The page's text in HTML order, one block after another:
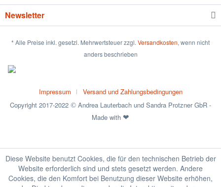
Newsletter
* Alle Preise inkl. gesetzl. Mehrwertsteuer zzgl. Versandkosten, wenn nicht
anders beschrieben
Impressum
Versand und Zahlungsbedingungen
Copyright 2017-2022 © Andrea Lauterbach und Sandra Protzner GbR -
Made with ❤
Diese Website benutzt Cookies, die für den technischen Betrieb der
Website erforderlich sind und stets gesetzt werden. Andere
Cookies, die den Komfort bei Benutzung dieser Website erhöhen,